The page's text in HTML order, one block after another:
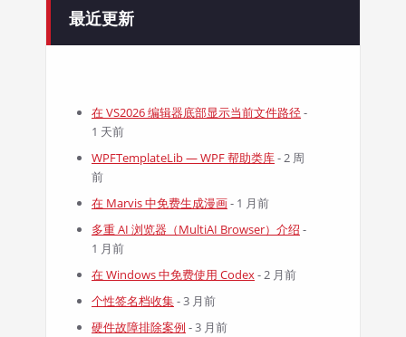
最近更新
在 VS2026 编辑器底部显示当前文件路径-
1 天前
WPFTemplateLib — WPF 帮助类库- 2 周
前
在 Marvis 中免费生成漫画- 1 月前
多重 AI 浏览器（MultiAI Browser）介绍 -
1 月前
在 Windows 中免费使用 Codex- 2 月前
个性签名档收集- 3 月前
硬件故障排除案例 - 3 月前